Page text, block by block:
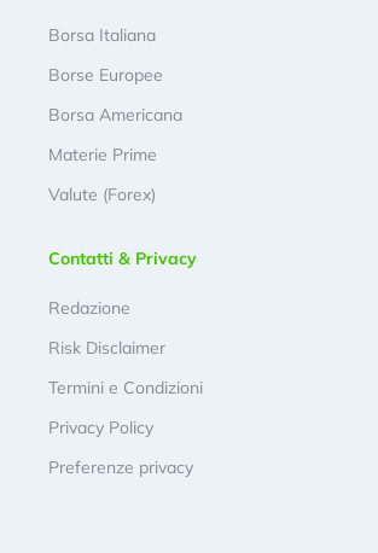
Borsa Italiana
Borse Europee
Borsa Americana
Materie Prime
Valute (Forex)
Contatti & Privacy
Redazione
Risk Disclaimer
Termini e Condizioni
Privacy Policy
Preferenze privacy